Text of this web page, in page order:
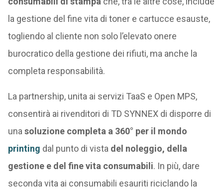
la gestione del fine vita di toner e cartucce esauste,
togliendo al cliente non solo l’elevato onere
burocratico della gestione dei rifiuti, ma anche la
completa responsabilità.
La partnership, unita ai servizi TaaS e Open MPS,
consentirà ai rivenditori di TD SYNNEX di disporre di
una soluzione completa a 360° per il mondo
printing dal punto di vista del noleggio, della
gestione e del fine vita consumabili. In più, dare
seconda vita ai consumabili esauriti riciclando la